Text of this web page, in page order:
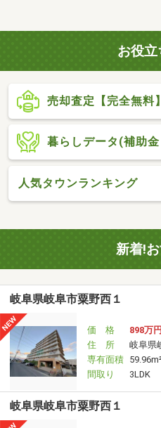
お役立
売却査定【完全無料】
暮らしデータ(補助
人気タウンランキング
新着!
岐阜県岐阜市粟野西１
価 格
898万円
住 所
岐阜県
専有面積 59.96m²
間取り
3LDK
岐阜県岐阜市粟野西１